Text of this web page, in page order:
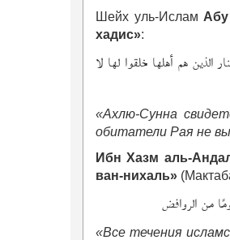
Шейх уль-Ислам
хадис»:
الذين هم أهلها خلقوا لها لا
«Ахлю-Сунна
обитатели Рая не
Ибн Хазм аль-
ван-нихаль»
من الروافض
«Все течения